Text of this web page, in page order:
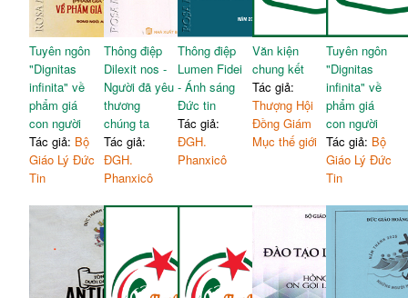
Tuyên ngôn
"Dignitas
infinita" về
phẩm giá
con người
Tác giả: Bộ
Giáo Lý Đức
Tin
Thông điệp
Dilexit nos -
Người đã yêu
thương
chúng ta
Tác giả:
ĐGH.
Phanxicô
Thông điệp
Lumen Fidei
- Ánh sáng
Đức tin
Tác giả:
ĐGH.
Phanxicô
Văn kiện
chung kết
Tác giả:
Thượng Hội
Đồng Giám
Mục thế giới
Tuyên ngôn
"Dignitas
infinita" về
phẩm giá
con người
Tác giả: Bộ
Giáo Lý Đức
Tin